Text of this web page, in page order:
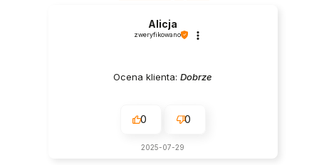
Alicja
zweryfikowano
Ocena klienta:Dobrze
0 0
2025-07-29